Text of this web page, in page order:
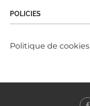
POLICIES
Politique de cookies